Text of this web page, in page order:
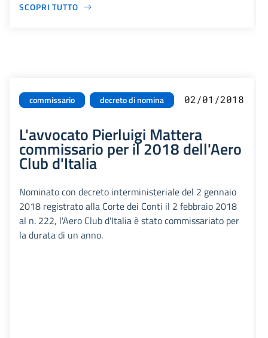
SCOPRI TUTTO
commissario decreto di nomina 02/01/2018
L'avvocato Pierluigi Mattera
commissario per il 2018 dell'Aero
Club d'Italia
Nominato con decreto interministeriale del 2 gennaio
2018 registrato alla Corte dei Conti il 2 febbraio 2018
al n. 222, l'Aero Club d'Italia è stato commissariato per
la durata di un anno.